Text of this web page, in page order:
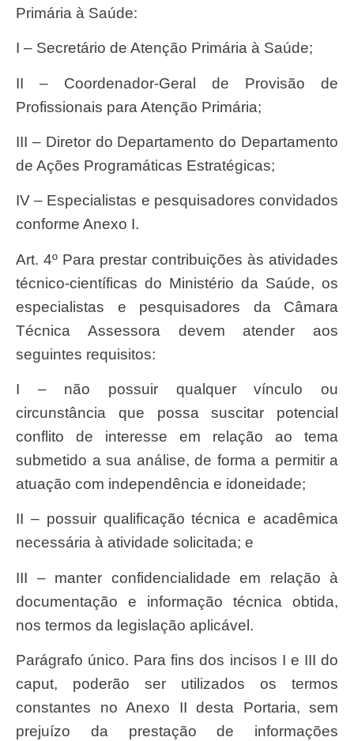
Primária à Saúde:
I – Secretário de Atenção Primária à Saúde;
II – Coordenador-Geral de Provisão de
Profissionais para Atenção Primária;
III – Diretor do Departamento do Departamento
de Ações Programáticas Estratégicas;
IV – Especialistas e pesquisadores convidados
conforme Anexo I.
Art. 4º Para prestar contribuições às atividades
técnico-científicas do Ministério da Saúde, os
especialistas e pesquisadores da Câmara
Técnica Assessora devem atender aos
seguintes requisitos:
I – não possuir qualquer vínculo ou
circunstância que possa suscitar potencial
conflito de interesse em relação ao tema
submetido a sua análise, de forma a permitir a
atuação com independência e idoneidade;
II – possuir qualificação técnica e acadêmica
necessária à atividade solicitada; e
III – manter confidencialidade em relação à
documentação e informação técnica obtida,
nos termos da legislação aplicável.
Parágrafo único. Para fins dos incisos I e III do
caput, poderão ser utilizados os termos
constantes no Anexo II desta Portaria, sem
prejuízo da prestação de informações